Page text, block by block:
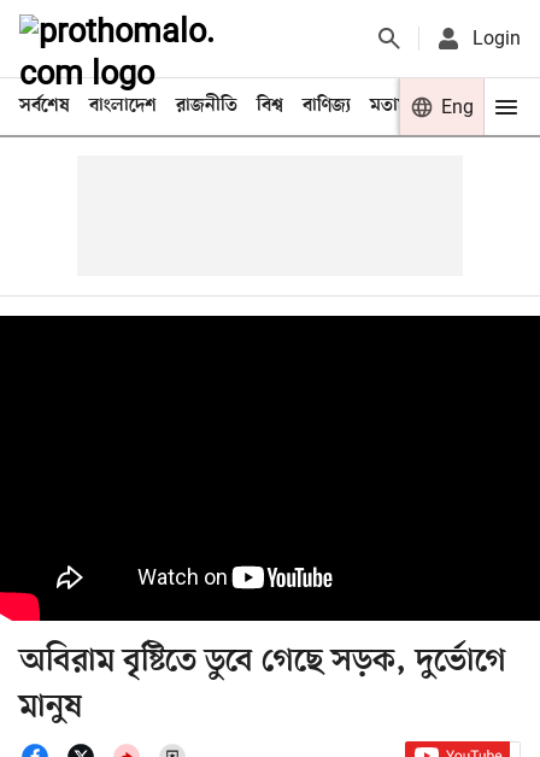
Login
সর্বশেষ বাংলাদেশ রাজনীতি বিশ্ব বাণিজ্য মতামত খেলা
Eng
অবিরাম বৃষ্টিতে ডুবে গেছে সড়ক, দুর্ভোগে
মানুষ